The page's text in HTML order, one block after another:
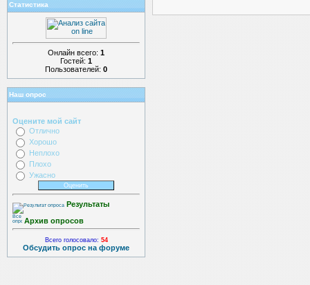
Статистика
Онлайн всего: 1
Гостей: 1
Пользователей: 0
Наш опрос
Оцените мой сайт
Отлично
Хорошо
Неплохо
Плохо
Ужасно
Результаты
Архив опросов
Всего голосовало: 54
Обсудить опрос на форуме